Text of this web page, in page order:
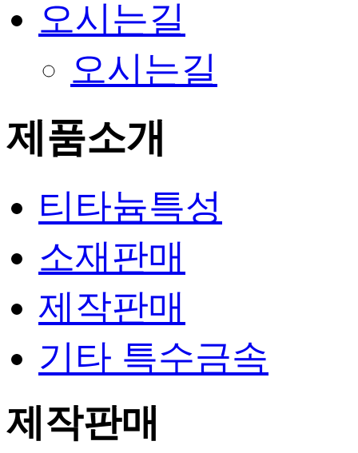
오시는길
오시는길
제품소개
티타늄특성
소재판매
제작판매
기타 특수금속
제작판매